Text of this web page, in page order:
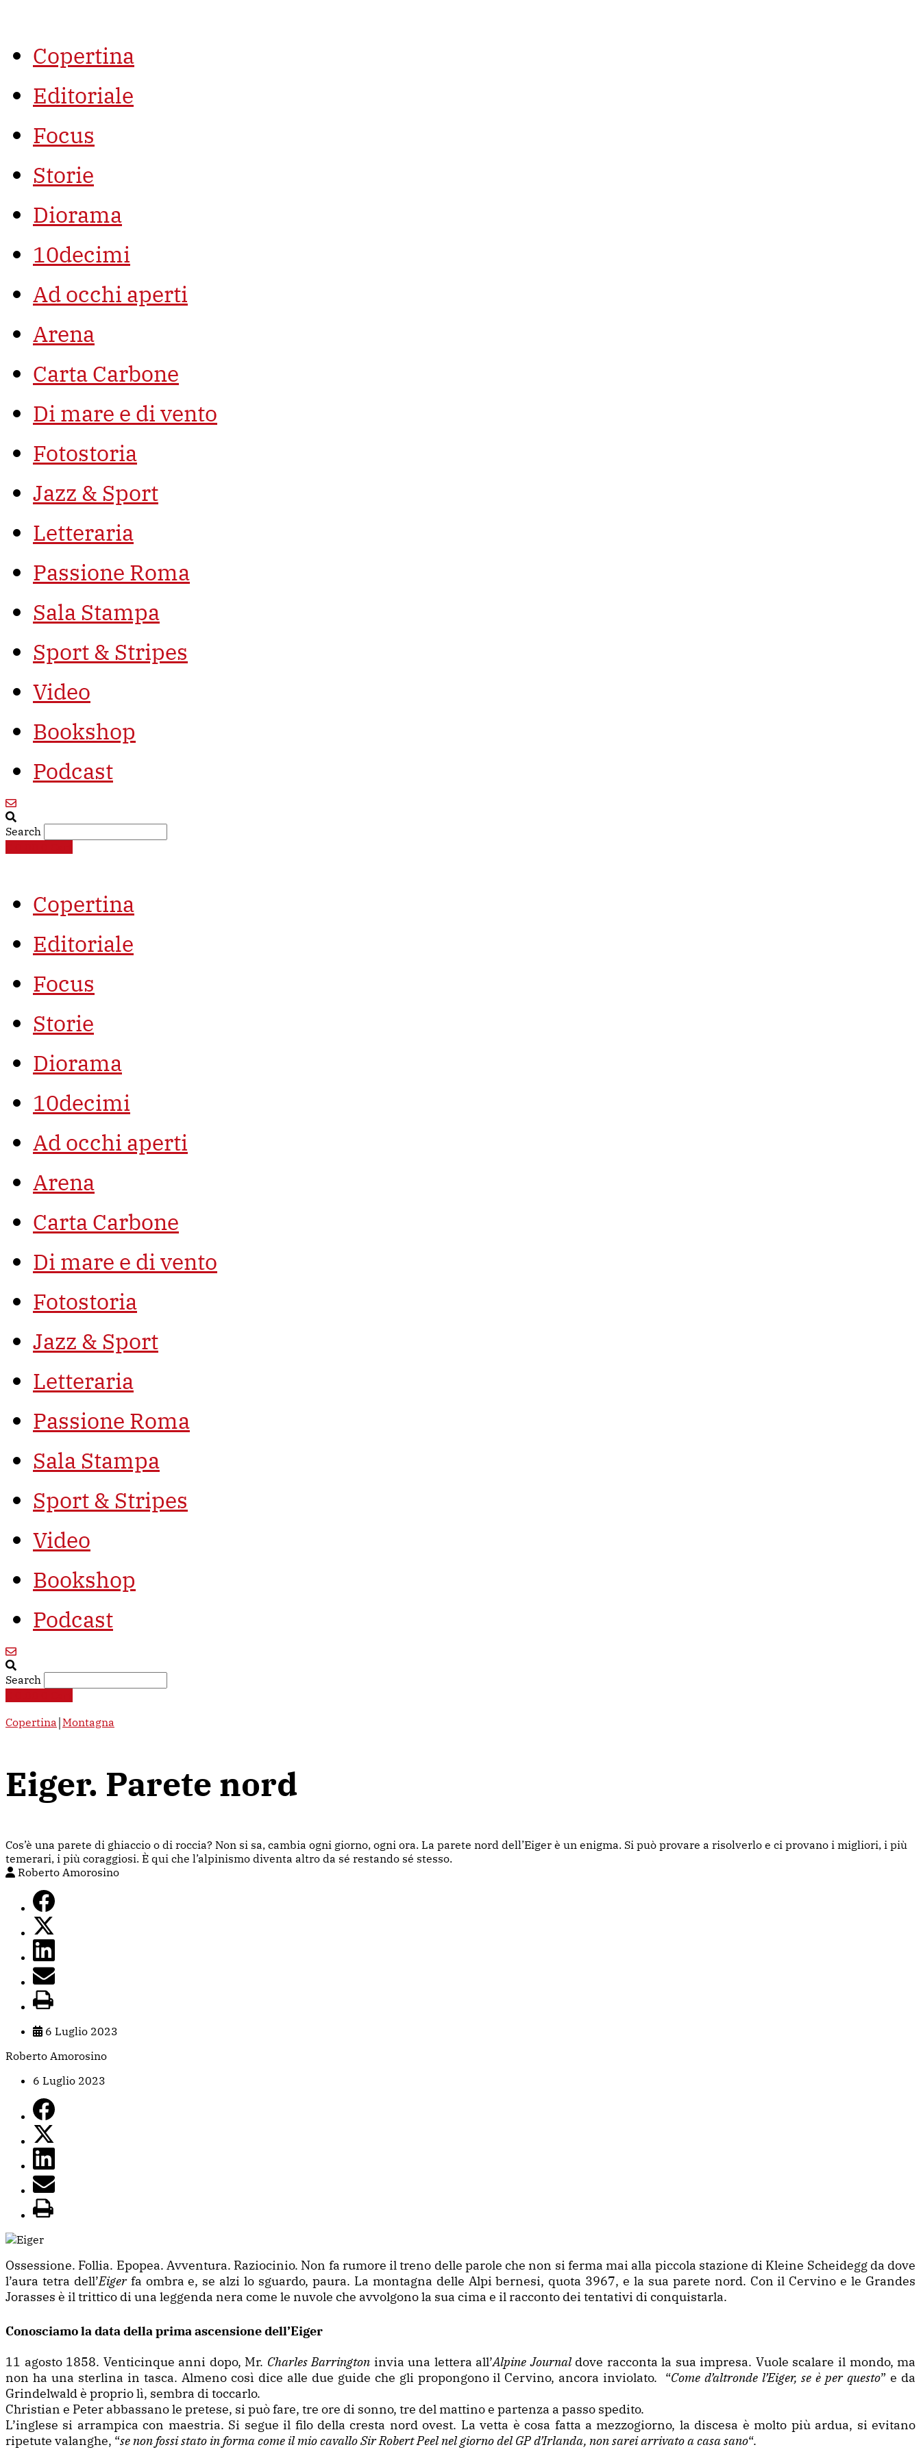
Copertina
Editoriale
Focus
Storie
Diorama
10decimi
Ad occhi aperti
Arena
Carta Carbone
Di mare e di vento
Fotostoria
Jazz & Sport
Letteraria
Passione Roma
Sala Stampa
Sport & Stripes
Video
Bookshop
Podcast
Search
Copertina
Editoriale
Focus
Storie
Diorama
10decimi
Ad occhi aperti
Arena
Carta Carbone
Di mare e di vento
Fotostoria
Jazz & Sport
Letteraria
Passione Roma
Sala Stampa
Sport & Stripes
Video
Bookshop
Podcast
Search
Copertina Montagna
Eiger. Parete nord
Cos’è una parete di ghiaccio o di roccia? Non si sa, cambia ogni giorno, ogni ora. La parete nord dell’Eiger è un enigma. Si può provare a risolverlo e ci provano i migliori, i più
temerari, i più coraggiosi. È qui che l’alpinismo diventa altro da sé restando sé stesso.
Roberto Amorosino
6 Luglio 2023
Roberto Amorosino
6 Luglio 2023
Ossessione. Follia. Epopea. Avventura. Raziocinio. Non fa rumore il treno delle parole che non si ferma mai alla piccola stazione di Kleine Scheidegg da dove
l’aura tetra dell’Eigerfa ombra e, se alzi lo sguardo, paura. La montagna delle Alpi bernesi, quota 3967, e la sua parete nord. Con il Cervino e le Grandes
Jorasses è il trittico di una leggenda nera come le nuvole che avvolgono la sua cima e il racconto dei tentativi di conquistarla.
Conosciamo la data della prima ascensione dell’Eiger
11 agosto 1858. Venticinque anni dopo, Mr. Charles Barrington invia una lettera all’Alpine Journal dove racconta la sua impresa. Vuole scalare il mondo, ma
non ha una sterlina in tasca. Almeno così dice alle due guide che gli propongono il Cervino, ancora inviolato. “Come d’altronde l’Eiger, se è per questo” e da
Grindelwald è proprio lì, sembra di toccarlo.
Christian e Peter abbassano le pretese, si può fare, tre ore di sonno, tre del mattino e partenza a passo spedito.
L’inglese si arrampica con maestria. Si segue il filo della cresta nord ovest. La vetta è cosa fatta a mezzogiorno, la discesa è molto più ardua, si evitano
ripetute valanghe, “se non fossi stato in forma come il mio cavallo Sir Robert Peel nel giorno del GP d’Irlanda, non sarei arrivato a casa sano“.